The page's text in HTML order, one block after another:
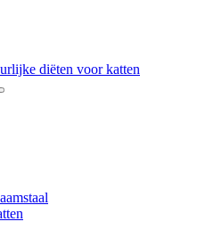
diëten voor katten